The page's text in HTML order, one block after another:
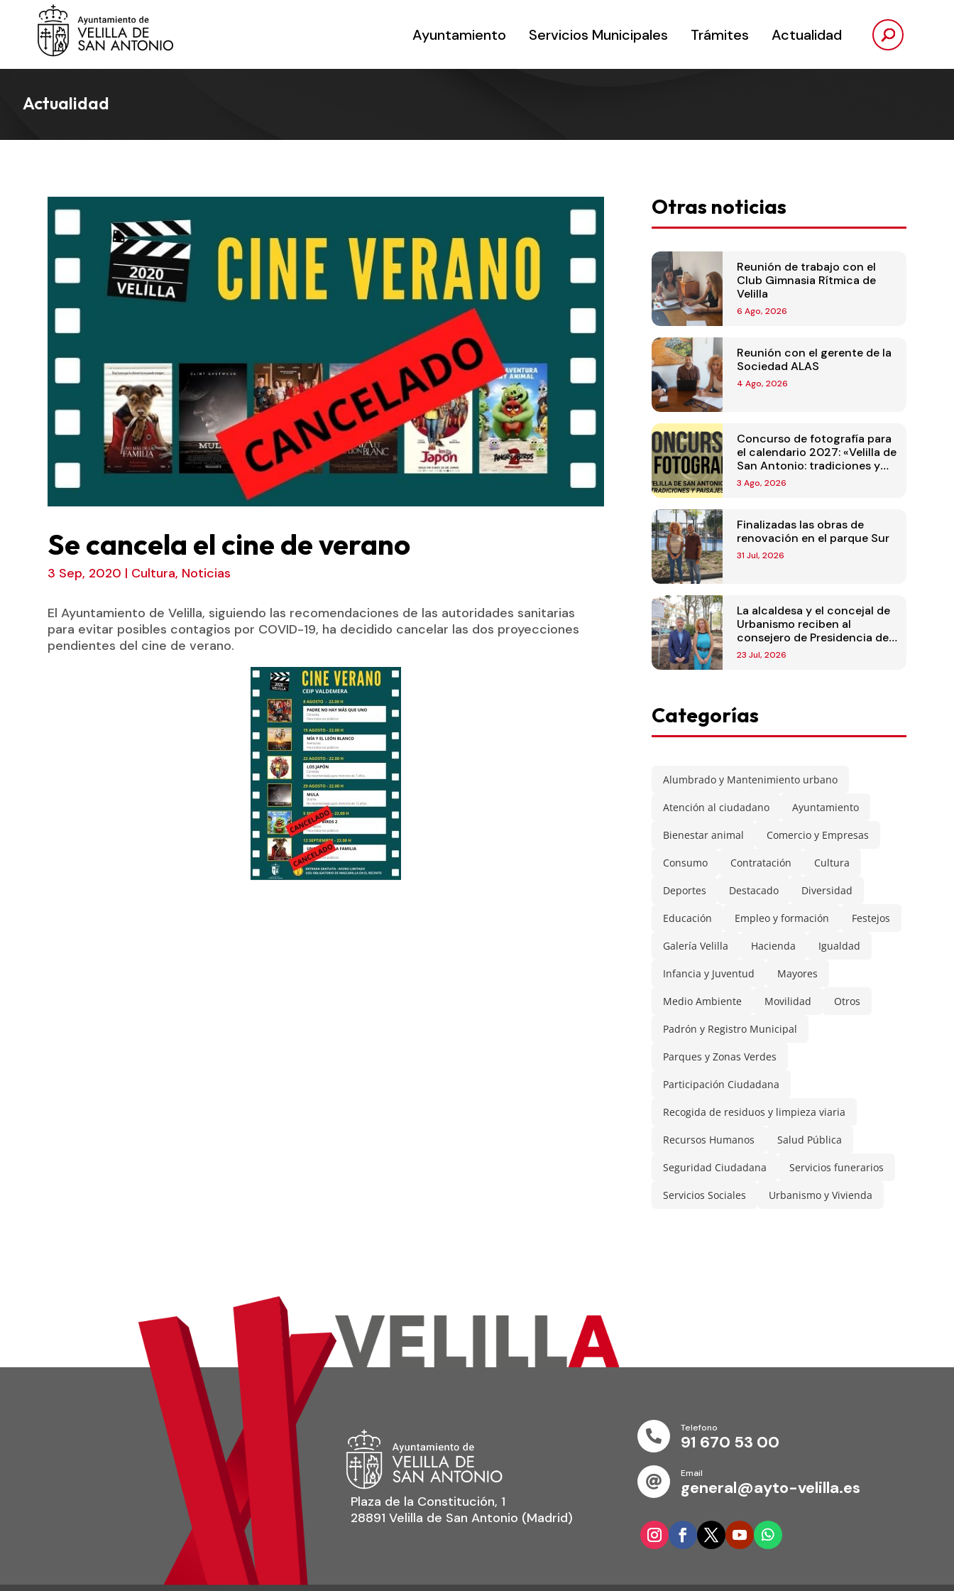
Ayuntamiento Servicios Municipales Trámites Actualidad
Actualidad
Se cancela el cine de verano
3 Sep, 2020 | Cultura, Noticias
El Ayuntamiento de Velilla, siguiendo las recomendaciones de las autoridades sanitarias
para evitar posibles contagios por COVID-19, ha decidido cancelar las dos proyecciones
pendientes del cine de verano.
Otras noticias
Reunión de trabajo con el
Club Gimnasia Rítmica de
Velilla
6 Ago, 2026
Reunión con el gerente de la
Sociedad ALAS
4 Ago, 2026
Concurso de fotografía para
el calendario 2027: «Velilla de
San Antonio: tradiciones y
paisajes»
3 Ago, 2026
Finalizadas las obras de
renovación en el parque Sur
31 Jul, 2026
La alcaldesa y el concejal de
Urbanismo reciben al
consejero de Presidencia de
la Comunidad de Madrid
23 Jul, 2026
Categorías
Alumbrado y Mantenimiento urbano
Atención al ciudadano Ayuntamiento
Bienestar animal Comercio y Empresas
Consumo Contratación Cultura
Deportes Destacado Diversidad
Educación Empleo y formación Festejos
Galería Velilla Hacienda Igualdad
Infancia y Juventud Mayores
Medio Ambiente Movilidad Otros
Padrón y Registro Municipal
Parques y Zonas Verdes
Participación Ciudadana
Recogida de residuos y limpieza viaria
Recursos Humanos Salud Pública
Seguridad Ciudadana Servicios funerarios
Servicios Sociales Urbanismo y Vivienda
Plaza de la Constitución, 1
28891 Velilla de San Antonio (Madrid)

Telefono
91 670 53 00

Email
general@ayto-velilla.es